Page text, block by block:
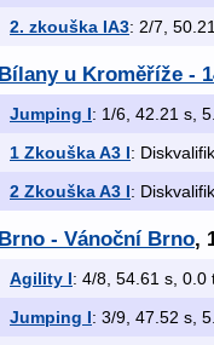
2. zkouška IA3: 2/7,
Bílany u Kroměříže -
Jumping I: 1/6, 42.21 s,
1 Zkouška A3 I:
2 Zkouška A3 I:
Brno - Vánoční Brno,
Agility I: 4/8, 54.61 s, 0.0
Jumping I: 3/9, 47.52 s,